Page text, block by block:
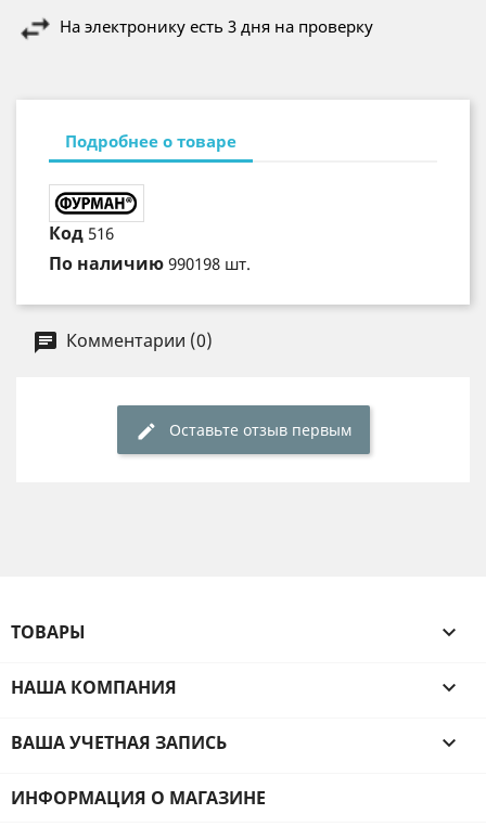
На электронику есть 3 дня на проверку
Подробнее о товаре
Код 516
По наличию 990198 шт.
Комментарии (0)
Оставьте отзыв первым
ТОВАРЫ 
НАША КОМПАНИЯ 
ВАША УЧЕТНАЯ ЗАПИСЬ 
ИНФОРМАЦИЯ О МАГАЗИНЕ